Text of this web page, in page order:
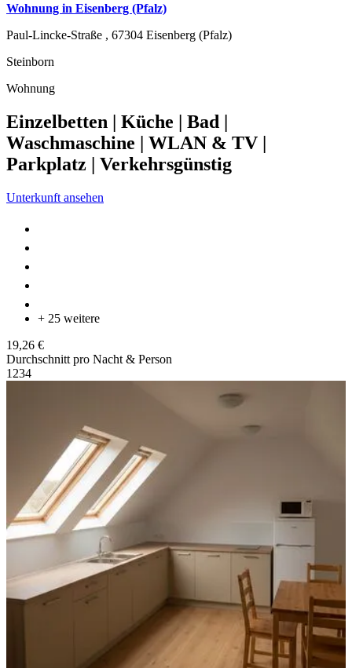
Wohnung in Eisenberg (Pfalz)
Paul-Lincke-Straße , 67304 Eisenberg (Pfalz)
Steinborn
Wohnung
Einzelbetten | Küche | Bad |
Waschmaschine | WLAN & TV |
Parkplatz | Verkehrsgünstig
Unterkunft ansehen
+ 25 weitere
19,26 €
Durchschnitt pro Nacht & Person
1 234